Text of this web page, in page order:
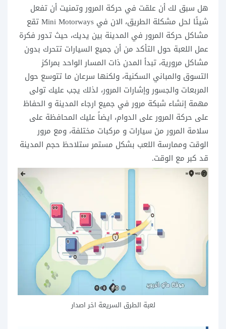
هل سبق لك أن علقت في حركة المرور وتمنيت أن تفعل
شيئًا لحل مشكلة الطريق، الان في Mini Motorways تقع
مشاكل حركة المرور في المدينة بين يديك، حيث تدور فكرة
عمل اللعبة حول التأكد من أن جميع السيارات تتحرك بدون
مشاكل مرورية، تبدأ المدن ذات المسار الواحد بمراكز
التسوق والمباني السكنية، ولكنها سرعان ما تتوسع حول
المربعات والجسور وإشارات المرور، لذلك يجب عليك تولى
مهمة إنشاء شبكة مرور في جميع ارجاء المدينة و الحفاظ
على حركة المرور على الدوام، ايضاً عليك المحافظة على
سلامة المرور من سيارات و مركبات مختلفة، ومع مرور
الوقت وممارسة اللعب بشكل مستمر ستلاحظ حجم المدينة
قد كبر مع الوقت.
لعبة الطرق السريعة اخر اصدار